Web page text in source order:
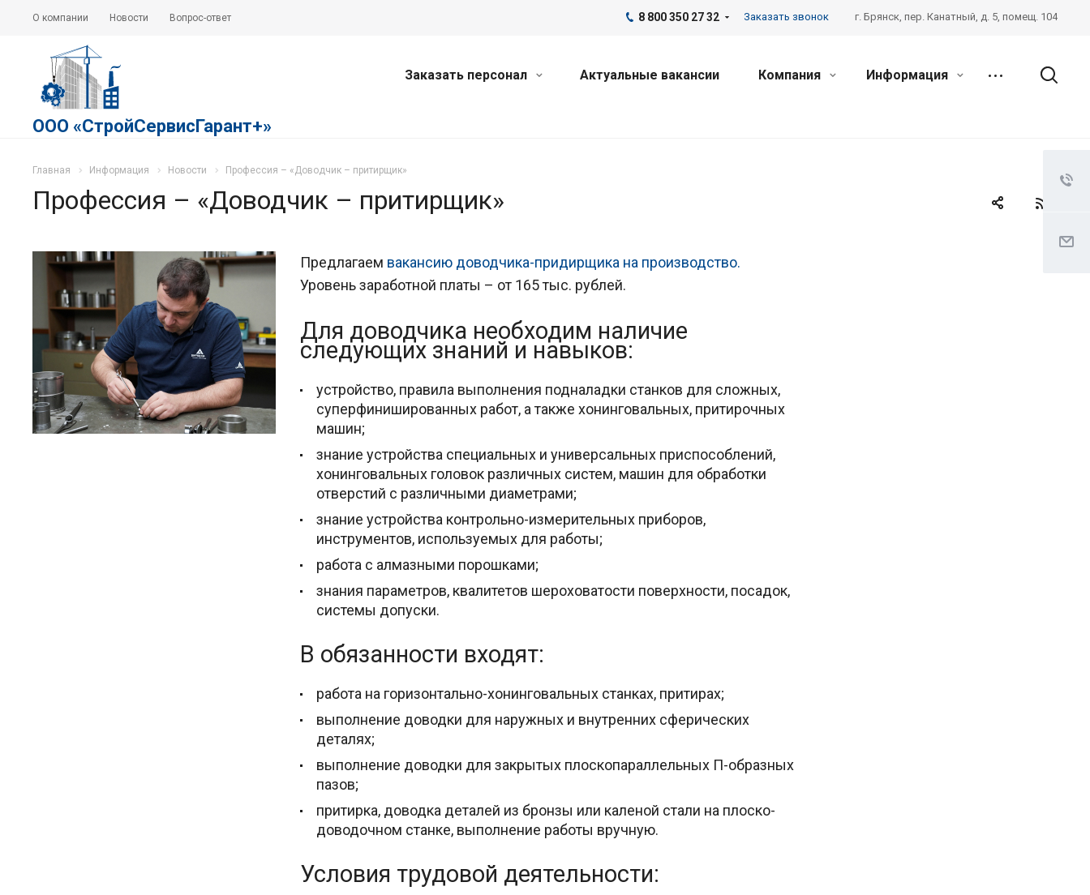
О компании Новости Вопрос-ответ г. Брянск, пер. Канатный, д. 5, помещ. 104
8 800 350 27 32 Заказать звонок
ООО «СтройСервисГарант+»
Заказать персонал Актуальные вакансии Компания Информация
Главная Информация Новости Профессия – «Доводчик – притирщик»
Профессия – «Доводчик – притирщик»
Предлагаем вакансию доводчика-придирщика на производство.
Уровень заработной платы – от 165 тыс. рублей.
Для доводчика необходим наличие
следующих знаний и навыков:
устройство, правила выполнения подналадки станков для сложных,
суперфинишированных работ, а также хонинговальных, притирочных
машин;
знание устройства специальных и универсальных приспособлений,
хонинговальных головок различных систем, машин для обработки
отверстий с различными диаметрами;
знание устройства контрольно-измерительных приборов,
инструментов, используемых для работы;
работа с алмазными порошками;
знания параметров, квалитетов шероховатости поверхности, посадок,
системы допуски.
В обязанности входят:
работа на горизонтально-хонинговальных станках, притирах;
выполнение доводки для наружных и внутренних сферических
деталях;
выполнение доводки для закрытых плоскопараллельных П-образных
пазов;
притирка, доводка деталей из бронзы или каленой стали на плоско-
доводочном станке, выполнение работы вручную.
Условия трудовой деятельности: